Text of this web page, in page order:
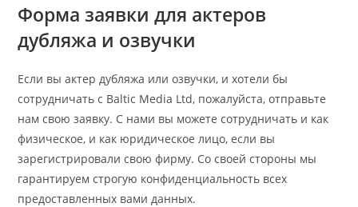
Форма заявки для актеров
дубляжа и озвучки
Если вы актер дубляжа или озвучки, и хотели бы
сотрудничать с Baltic Media Ltd, пожалуйста, отправьте
нам свою заявку. С нами вы можете сотрудничать и как
физическое, и как юридическое лицо, если вы
зарегистрировали свою фирму. Со своей стороны мы
гарантируем строгую конфиденциальность всех
предоставленных вами данных.